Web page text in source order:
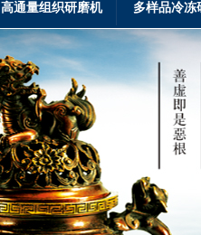
高通量组织研磨机 多样品冷冻